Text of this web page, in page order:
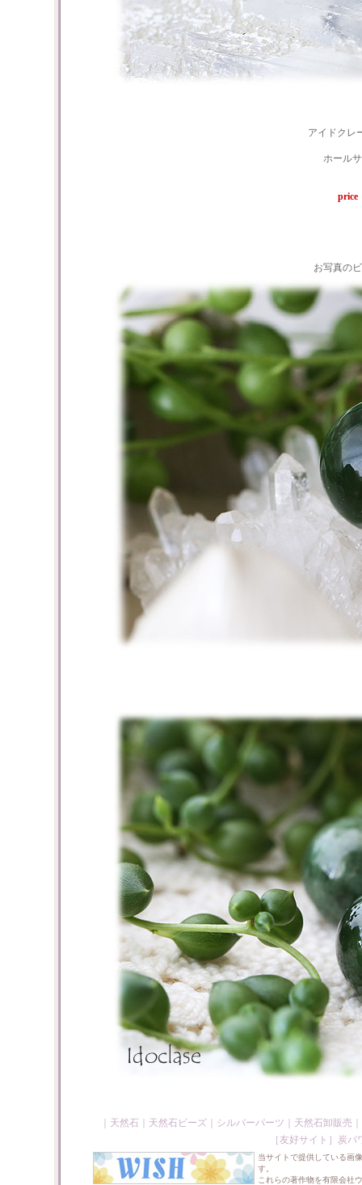
アイドク
ホール
price
お写真の
天然石 天然石ビーズ シルバーパーツ 天然石卸販売
［友好サイト］ 炭パ
当サイトで提供している画
す。
これらの著作物を有限会社